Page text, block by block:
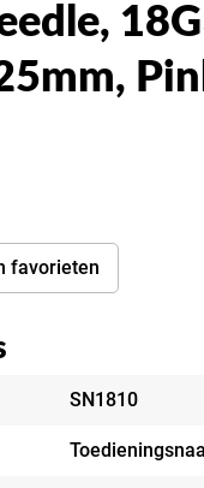
favorieten
SN1810